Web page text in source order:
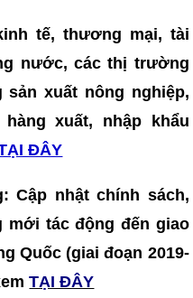
tế, thương mại, tài
nước, các thị trường
sản xuất nông nghiệp,
xuất, nhập khẩu
ĐÂY
Cập nhật chính sách,
mới tác động đến giao
Quốc (giai đoạn 2019-
TẠI ĐÂY